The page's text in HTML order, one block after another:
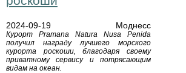
2024-09-19 Моднесс
Курорт Pramana Natura Nusa Penida
получил награду лучшего морского
курорта роскоши, благодаря своему
приватному сервису и потрясающим
видам на океан.